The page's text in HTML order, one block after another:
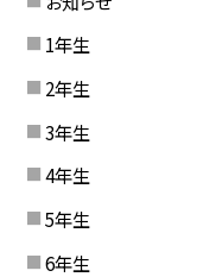
1年生
2年生
3年生
4年生
5年生
6年生